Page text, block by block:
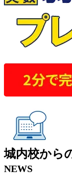
城内校から
NEWS